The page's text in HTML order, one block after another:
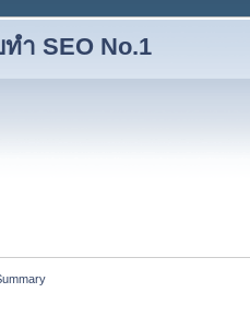
ำ SEO No.1